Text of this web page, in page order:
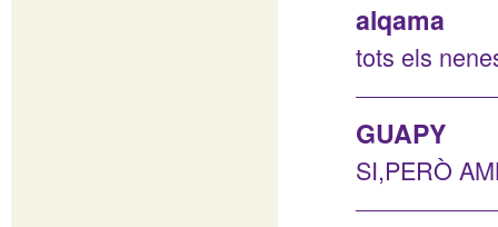
alqama
tots els
GUAPY
SI,PERÒ